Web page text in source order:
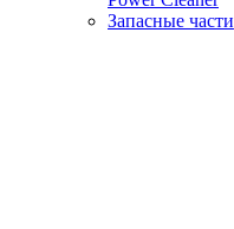
Запасные части